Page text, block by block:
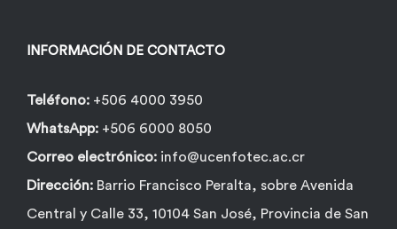
INFORMACIÓN DE CONTACTO
Teléfono: +506 4000 3950
WhatsApp: +506 6000 8050
Correo electrónico: info@ucenfotec.ac.cr
Dirección: Barrio Francisco Peralta, sobre Avenida
Central y Calle 33, 10104 San José, Provincia de San